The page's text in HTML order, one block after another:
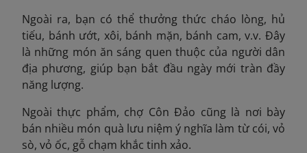
Ngoài ra, bạn có thể thưởng thức cháo lòng, hủ
tiếu, bánh ướt, xôi, bánh mặn, bánh cam, v.v. Đây
là những món ăn sáng quen thuộc của người dân
địa phương, giúp bạn bắt đầu ngày mới tràn đầy
năng lượng.
Ngoài thực phẩm, chợ Côn Đảo cũng là nơi bày
bán nhiều món quà lưu niệm ý nghĩa làm từ cói, vỏ
sò, vỏ ốc, gỗ chạm khắc tinh xảo.